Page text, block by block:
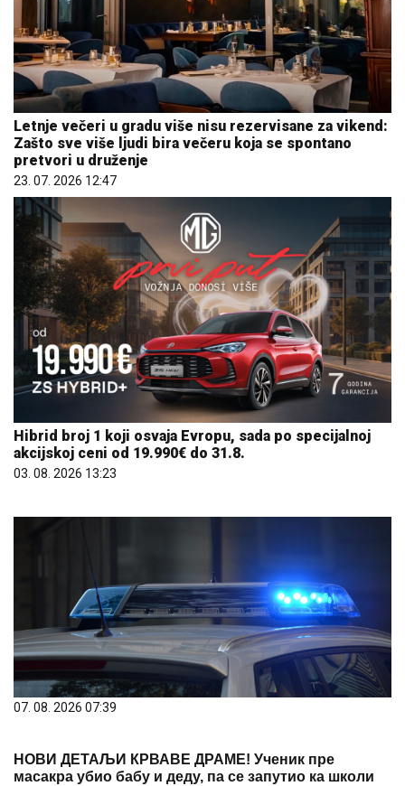
Letnje večeri u gradu više nisu rezervisane za vikend:
Zašto sve više ljudi bira večeru koja se spontano
pretvori u druženje
23. 07. 2026 12:47
Hibrid broj 1 koji osvaja Evropu, sada po specijalnoj
akcijskoj ceni od 19.990€ do 31.8.
03. 08. 2026 13:23
07. 08. 2026 07:39
НОВИ ДЕТАЉИ КРВАВЕ ДРАМЕ! Ученик пре
масакра убио бабу и деду, па се запутио ка школи